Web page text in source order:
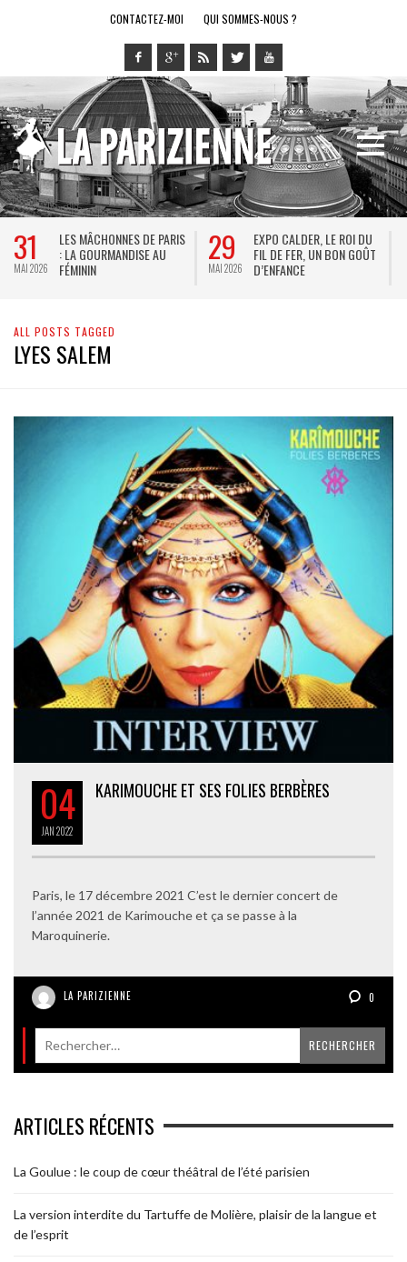
CONTACTEZ-MOI QUI SOMMES-NOUS ?
31
MAI 2026
LES MÂCHONNES DE PARIS
: LA GOURMANDISE AU
FÉMININ
29
MAI 2026
EXPO CALDER, LE ROI DU
FIL DE FER, UN BON GOÛT
D’ENFANCE
ALL POSTS TAGGED
LYES SALEM
04
JAN2022
KARIMOUCHE ET SES FOLIES BERBÈRES
Paris, le 17 décembre 2021 C’est le dernier concert de
l’année 2021 de Karimouche et ça se passe à la
Maroquinerie.
LA PARIZIENNE 0
ARTICLES RÉCENTS
La Goulue : le coup de cœur théâtral de l’été parisien
La version interdite du Tartuffe de Molière, plaisir de la langue et
de l’esprit